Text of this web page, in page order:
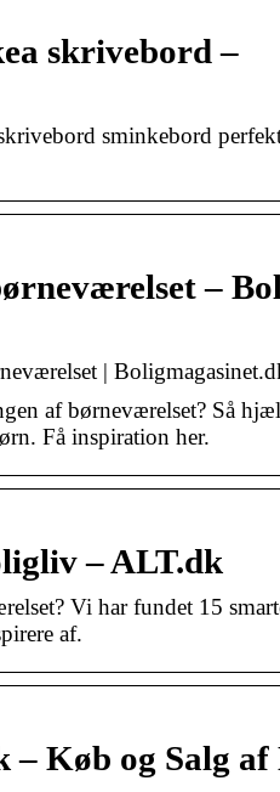
skrivebord –
sminkebord
–
|
af børneværelset? Så
Få inspiration her.
– ALT.dk
Vi har fundet 15
af.
– Køb og Salg